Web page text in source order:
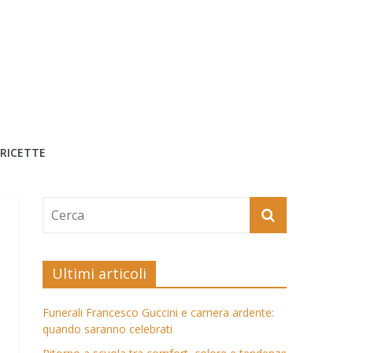
RICETTE
Ultimi articoli
Funerali Francesco Guccini e camera ardente:
quando saranno celebrati